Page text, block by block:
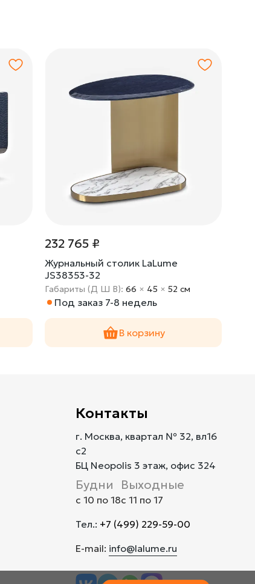
232 765 ₽
Журнальный столик LaLume
JS38353-32
Габариты (Д Ш В):66 × 45 ×52 cм
Под заказ 7-8 недель
В корзину
Контакты
г. Москва, квартал № 32, вл16
с2
БЦ Neopolis 3 этаж, офис 324
Будни
с 10 по 18
Выходные
с 11 по 17
Тел.: +7 (499) 229-59-00
E-mail: info@lalume.ru